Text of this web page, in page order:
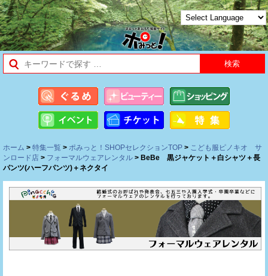
ホーム > 特集一覧 > ポみっと！SHOPセレクションTOP > こども服ピノキオ サ
ンロード店 > フォーマルウェアレンタル > BeBe 黒ジャケット＋白シャツ＋長
パンツ(ハーフパンツ)＋ネクタイ